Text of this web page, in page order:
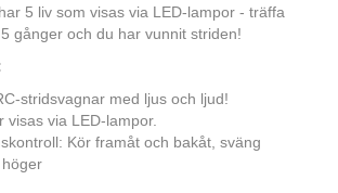
5 liv som visas via LED-lampor - träffa
gånger och du har vunnit striden!
stridsvagnar med ljus och ljud!
visas via LED-lampor.
Kör framåt och bakåt, sväng